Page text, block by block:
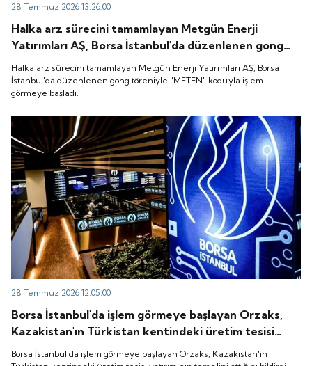
28 Temmuz 2026 13:26:00
Halka arz sürecini tamamlayan Metgün Enerji
Yatırımları AŞ, Borsa İstanbul'da düzenlenen gong
töreniyle "METEN" koduyla işlem görmeye başladı.
Halka arz sürecini tamamlayan Metgün Enerji Yatırımları AŞ, Borsa
İstanbul'da düzenlenen gong töreniyle "METEN" koduyla işlem
görmeye başladı.
28 Temmuz 2026 12:05:00
Borsa İstanbul'da işlem görmeye başlayan Orzaks,
Kazakistan'ın Türkistan kentindeki üretim tesisi
yatırımının temelini attığını bildirdi.
Borsa İstanbul'da işlem görmeye başlayan Orzaks, Kazakistan'ın